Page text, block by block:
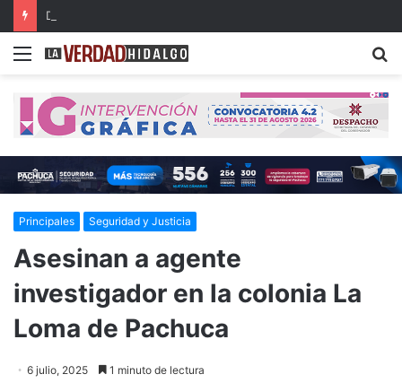
Menu
Principales Seguridad y Justicia
Asesinan a agente
investigador en la colonia La
Loma de Pachuca
6 julio, 2025 1 minuto de lectura